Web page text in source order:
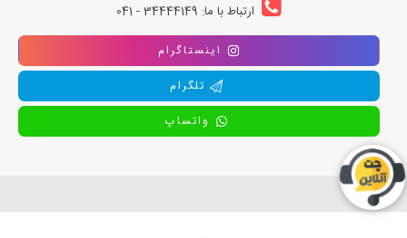
ارتباط با ما: 34444149 - 041
اینستاگرام
تلگرام
واتساپ